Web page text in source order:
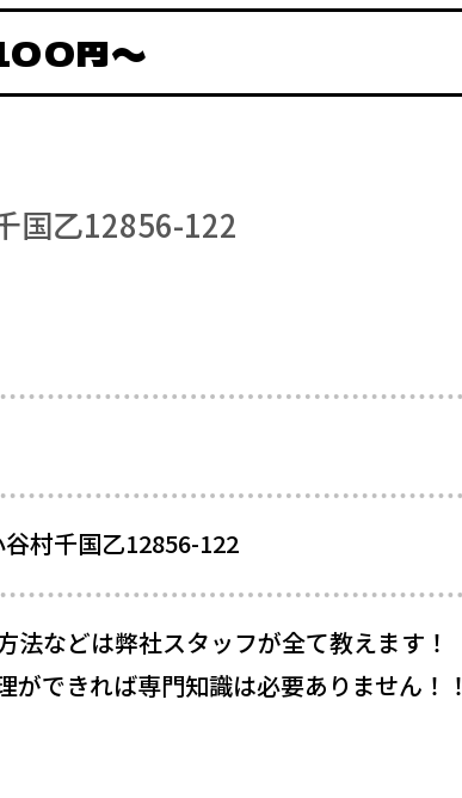
円〜
国乙12856-122
村千国乙12856-122
法などは弊社スタッフが全て教えます！
ができれば専門知識は必要ありません！！